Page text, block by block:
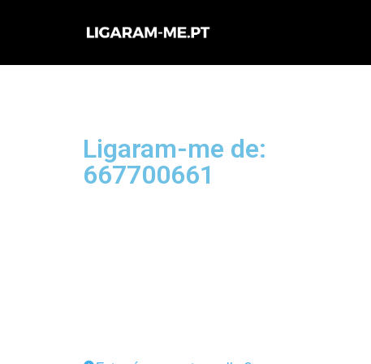
para
Ligaram-me de:
667700661